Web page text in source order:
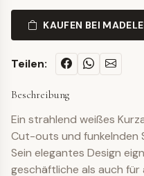
KAUFEN BEI
Teilen:
Beschreibung
Ein strahlend weißes
Cut-outs und funkelnden
Sein elegantes Design
geschäftliche als auch für